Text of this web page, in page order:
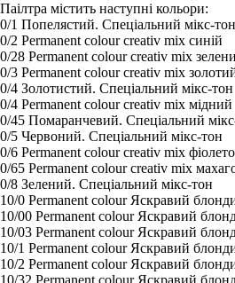
Паілтра містить наступні кольори:
0/1 Попелястий. Спеціальний мікс-тон
0/2 Permanent colour creativ mix синій
0/28 Permanent colour creativ mix
0/3 Permanent colour creativ mix
0/4 Золотистий. Спеціальний мікс-тон
0/4 Permanent colour creativ mix мідний
0/45 Помаранчевий. Спеціальний
0/5 Червоний. Спеціальний мікс-тон
0/6 Permanent colour creativ mix
0/65 Permanent colour creativ mix
0/8 Зелений. Спеціальний мікс-тон
10/0 Permanent colour Яскравий
10/00 Permanent colour Яскравий
10/03 Permanent colour Яскравий
10/1 Permanent colour Яскравий
10/2 Permanent colour Яскравий
10/32 Permanent colour Яскравий